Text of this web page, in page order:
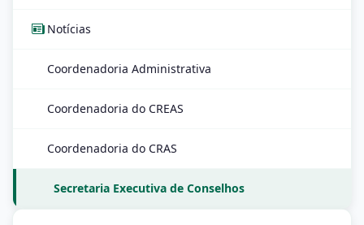
Notícias
Coordenadoria Administrativa
Coordenadoria do CREAS
Coordenadoria do CRAS
Secretaria Executiva de Conselhos